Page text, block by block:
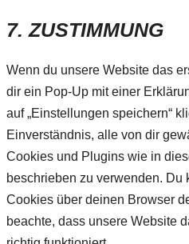
7. ZUSTIMMUNG
Wenn du unsere Website das
dir ein Pop-Up mit einer
auf „Einstellungen speichern“
Einverständnis, alle von dir
Cookies und Plugins wie in
beschrieben zu verwenden. Du
Cookies über deinen Browser
beachte, dass unsere Website